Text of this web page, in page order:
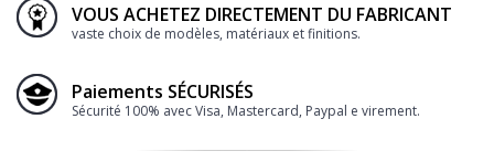
VOUS ACHETEZ DIRECTEMENT DU FABRICANT
vaste choix de modèles, matériaux et finitions.
Paiements SÉCURISÉS
Sécurité 100% avec Visa, Mastercard, Paypal e virement.